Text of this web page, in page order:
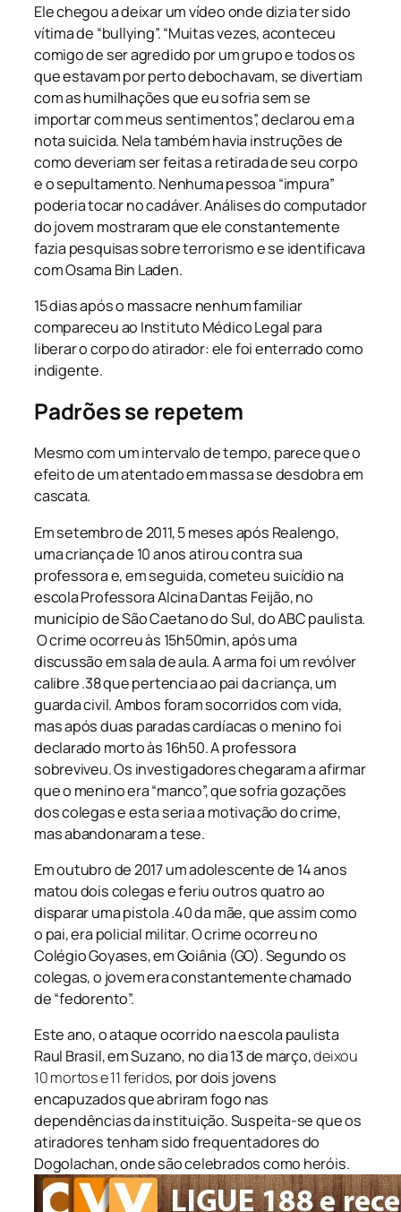
Ele chegou a deixar um vídeo onde dizia ter sido
vítima de “bullying”. “Muitas vezes, aconteceu
comigo de ser agredido por um grupo e todos os
que estavam por perto debochavam, se divertiam
com as humilhações que eu sofria sem se
importar com meus sentimentos”, declarou em a
nota suicida. Nela também havia instruções de
como deveriam ser feitas a retirada de seu corpo
e o sepultamento. Nenhuma pessoa “impura”
poderia tocar no cadáver. Análises do computador
do jovem mostraram que ele constantemente
fazia pesquisas sobre terrorismo e se identificava
com Osama Bin Laden.
15 dias após o massacre nenhum familiar
compareceu ao Instituto Médico Legal para
liberar o corpo do atirador: ele foi enterrado como
indigente.
Padrões se repetem
Mesmo com um intervalo de tempo, parece que o
efeito de um atentado em massa se desdobra em
cascata.
Em setembro de 2011, 5 meses após Realengo,
uma criança de 10 anos atirou contra sua
professora e, em seguida, cometeu suicídio na
escola Professora Alcina Dantas Feijão, no
município de São Caetano do Sul, do ABC paulista.
O crime ocorreu às 15h50min, após uma
discussão em sala de aula. A arma foi um revólver
calibre .38 que pertencia ao pai da criança, um
guarda civil. Ambos foram socorridos com vida,
mas após duas paradas cardíacas o menino foi
declarado morto às 16h50. A professora
sobreviveu. Os investigadores chegaram a afirmar
que o menino era “manco”, que sofria gozações
dos colegas e esta seria a motivação do crime,
mas abandonaram a tese.
Em outubro de 2017 um adolescente de 14 anos
matou dois colegas e feriu outros quatro ao
disparar uma pistola .40 da mãe, que assim como
o pai, era policial militar. O crime ocorreu no
Colégio Goyases, em Goiânia (GO). Segundo os
colegas, o jovem era constantemente chamado
de “fedorento”.
Este ano, o ataque ocorrido na escola paulista
Raul Brasil, em Suzano, no dia 13 de março,deixou
10 mortos e 11 feridos, por dois jovens
encapuzados que abriram fogo nas
dependências da instituição. Suspeita-se que os
atiradores tenham sido frequentadores do
Dogolachan, onde são celebrados como heróis.